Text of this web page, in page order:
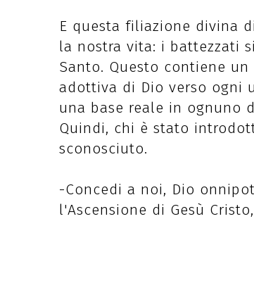
E questa filiazione divina
la nostra vita: i battezzati
Santo. Questo contiene
adottiva di Dio verso ogni
una base reale in ognuno
Quindi, chi è stato
sconosciuto.
-Concedi a noi, Dio
l'Ascensione di Gesù